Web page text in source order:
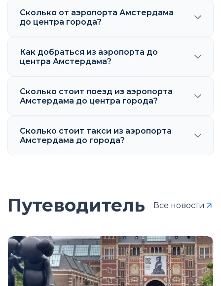
Сколько от аэропорта Амстердама
до центра города?
Как добраться из аэропорта до
центра Амстердама?
Сколько стоит поезд из аэропорта
Амстердама до центра города?
Сколько стоит такси из аэропорта
Амстердама до города?
Путеводитель Все новости